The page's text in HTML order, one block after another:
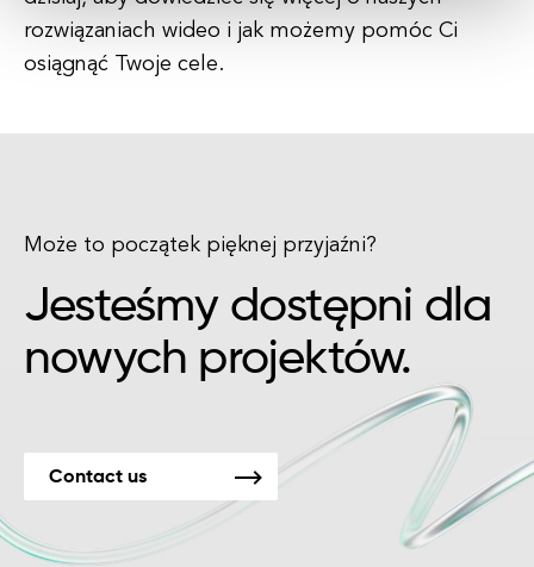
rozwiązaniach wideo i jak możemy pomóc Ci
osiągnąć Twoje cele.
Może to początek pięknej przyjaźni?
Jesteśmy dostępni dla
nowych projektów.
Contact us